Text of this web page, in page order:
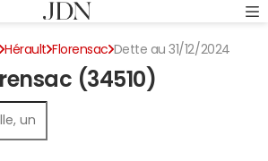
Hérault Florensac Dette au 31/12/2024
(34510)